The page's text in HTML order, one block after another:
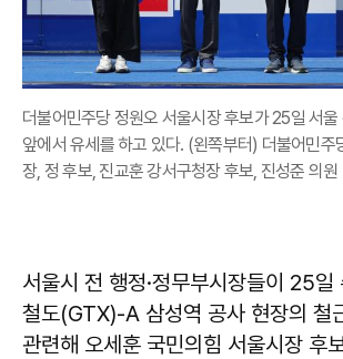
더불어민주당 정원오 서울시장 후보가 25일 서
앞에서 유세를 하고 있다. (왼쪽부터) 더불어민주
장, 정 후보, 진교훈 강서구청장 후보, 진성준 의
서울시 전 행정·정무부시장들이 25일
철도(GTX)-A 삼성역 공사 현장의 철
관련해 오세훈 국민의힘 서울시장 후